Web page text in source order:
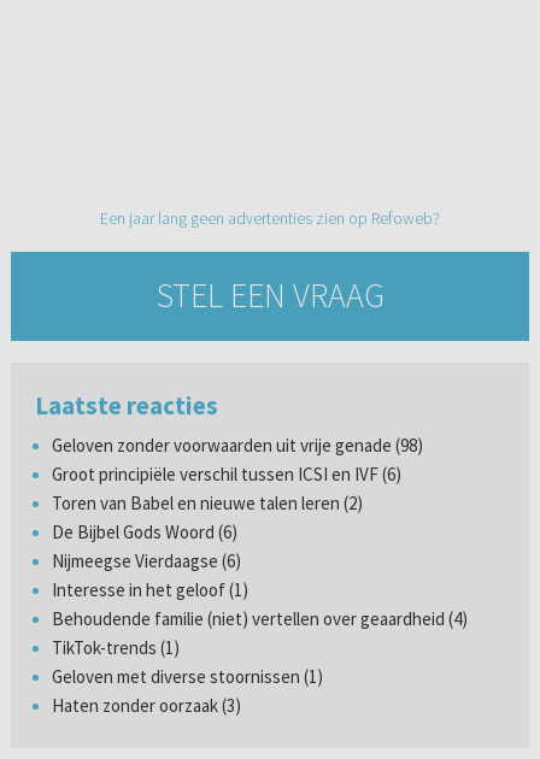
Een jaar lang geen advertenties zien op Refoweb?
STEL EEN VRAAG
Laatste reacties
Geloven zonder voorwaarden uit vrije genade (98)
Groot principiële verschil tussen ICSI en IVF (6)
Toren van Babel en nieuwe talen leren (2)
De Bijbel Gods Woord (6)
Nijmeegse Vierdaagse (6)
Interesse in het geloof (1)
Behoudende familie (niet) vertellen over geaardheid (4)
TikTok-trends (1)
Geloven met diverse stoornissen (1)
Haten zonder oorzaak (3)